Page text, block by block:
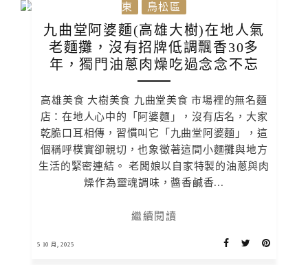
東
鳥松區
九曲堂阿婆麵(高雄大樹)在地人氣
老麵攤，沒有招牌低調飄香30多
年，獨門油蔥肉燥吃過念念不忘
高雄美食 大樹美食 九曲堂美食 市場裡的無名麵
店：在地人心中的「阿婆麵」，沒有店名，大家
乾脆口耳相傳，習慣叫它「九曲堂阿婆麵」，這
個稱呼樸實卻親切，也象徵著這間小麵攤與地方
生活的緊密連結。 老闆娘以自家特製的油蔥與肉
燥作為靈魂調味，醬香鹹香...
繼續閱讀
5 10 月, 2025